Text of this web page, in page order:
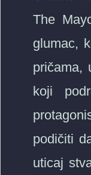
Тhe
glumac,
pričama,
koji
podičiti
uticaj